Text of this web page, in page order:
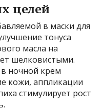
целей
в маски для
тонуса
масла на
шелковистыми.
ночной крем
кожи, аппликации
стимулирует рост